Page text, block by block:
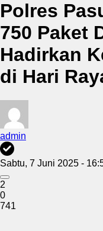
Polres
750 Paket
Hadirkan
di Hari
admin
Sabtu, 7 Juni 2025 -
2
0
741